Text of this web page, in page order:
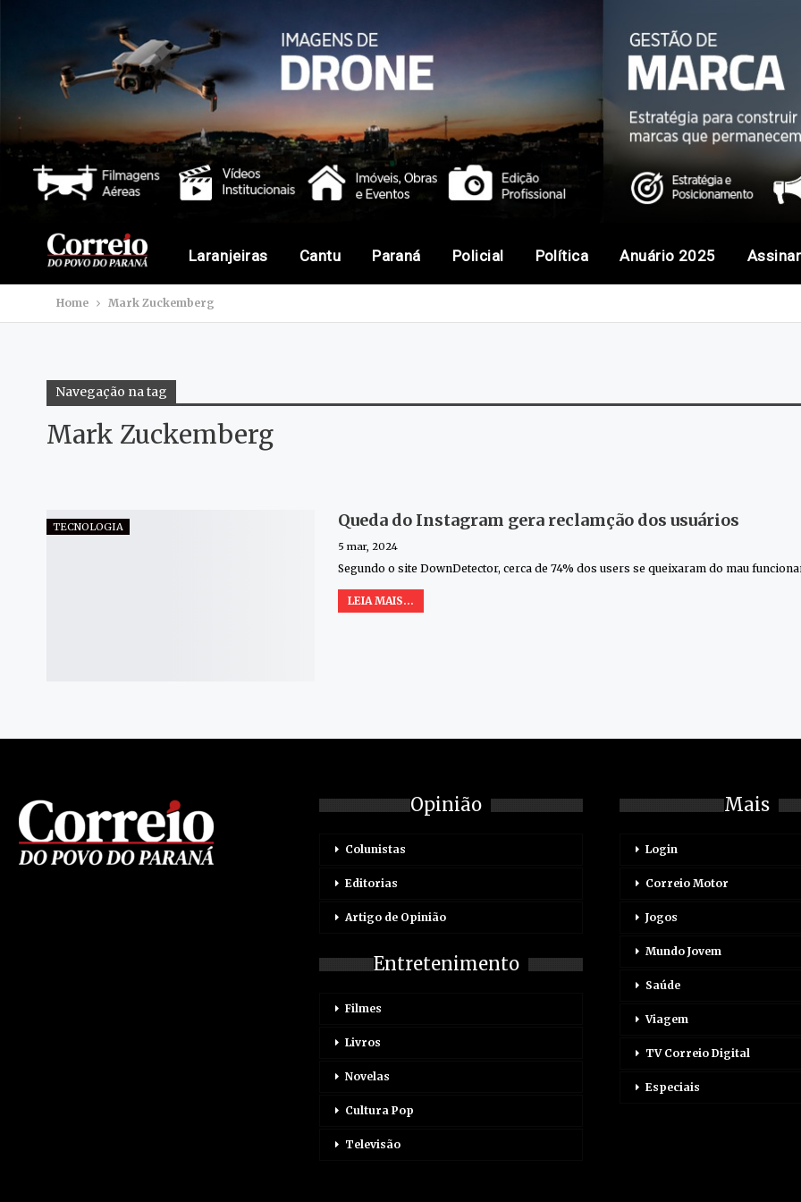
Laranjeiras Cantu Paraná Policial Política Anuário 2025
Home Mark Zuckemberg
Navegação na tag
Mark Zuckemberg
TECNOLOGIA Queda do Instagram gera reclamção dos usuários
5 mar, 2024
Segundo o site DownDetector, cerca de 74% dos users se queixaram do mau
LEIA MAIS...
Opinião
Colunistas
Editorias
Artigo de Opinião
Entretenimento
Filmes
Livros
Novelas
Cultura Pop
Televisão
Mais
Login
Correio Motor
Jogos
Mundo Jovem
Saúde
Viagem
TV Correio Digital
Especiais